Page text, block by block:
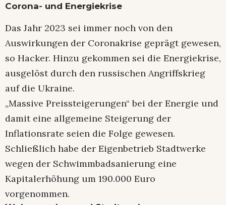
Corona- und Energiekrise
Das Jahr 2023 sei immer noch von den
Auswirkungen der Coronakrise geprägt gewesen,
so Hacker. Hinzu gekommen sei die Energiekrise,
ausgelöst durch den russischen Angriffskrieg
auf die Ukraine.
„Massive Preissteigerungen“ bei der Energie und
damit eine allgemeine Steigerung der
Inflationsrate seien die Folge gewesen.
Schließlich habe der Eigenbetrieb Stadtwerke
wegen der Schwimmbadsanierung eine
Kapitalerhöhung um 190.000 Euro
vorgenommen.